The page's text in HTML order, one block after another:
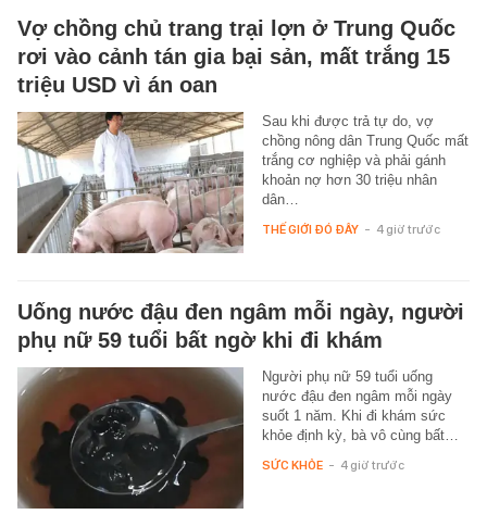
Vợ chồng chủ trang trại lợn ở Trung Quốc
rơi vào cảnh tán gia bại sản, mất trắng 15
triệu USD vì án oan
Sau khi được trả tự do, vợ
chồng nông dân Trung Quốc mất
trắng cơ nghiệp và phải gánh
khoản nợ hơn 30 triệu nhân
dân…
THẾ GIỚI ĐÓ ĐÂY - 4 giờ trước
Uống nước đậu đen ngâm mỗi ngày, người
phụ nữ 59 tuổi bất ngờ khi đi khám
Người phụ nữ 59 tuổi uống
nước đậu đen ngâm mỗi ngày
suốt 1 năm. Khi đi khám sức
khỏe định kỳ, bà vô cùng bất…
SỨC KHỎE - 4 giờ trước